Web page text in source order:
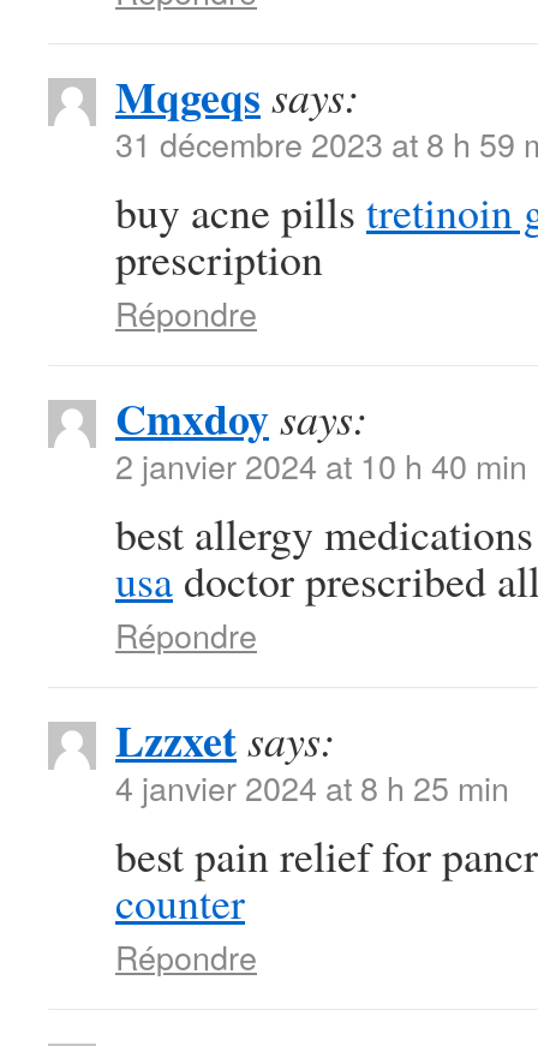
Mqgeqs says:
31 décembre 2023 at 8 h 59
buy acne pills tretinoin
prescription
Répondre
Cmxdoysays:
2 janvier 2024 at 10 h 40 min
best allergy
usa doctor prescribed
Répondre
Lzzxetsays:
4 janvier 2024 at 8 h 25 min
best pain relief for
counter
Répondre